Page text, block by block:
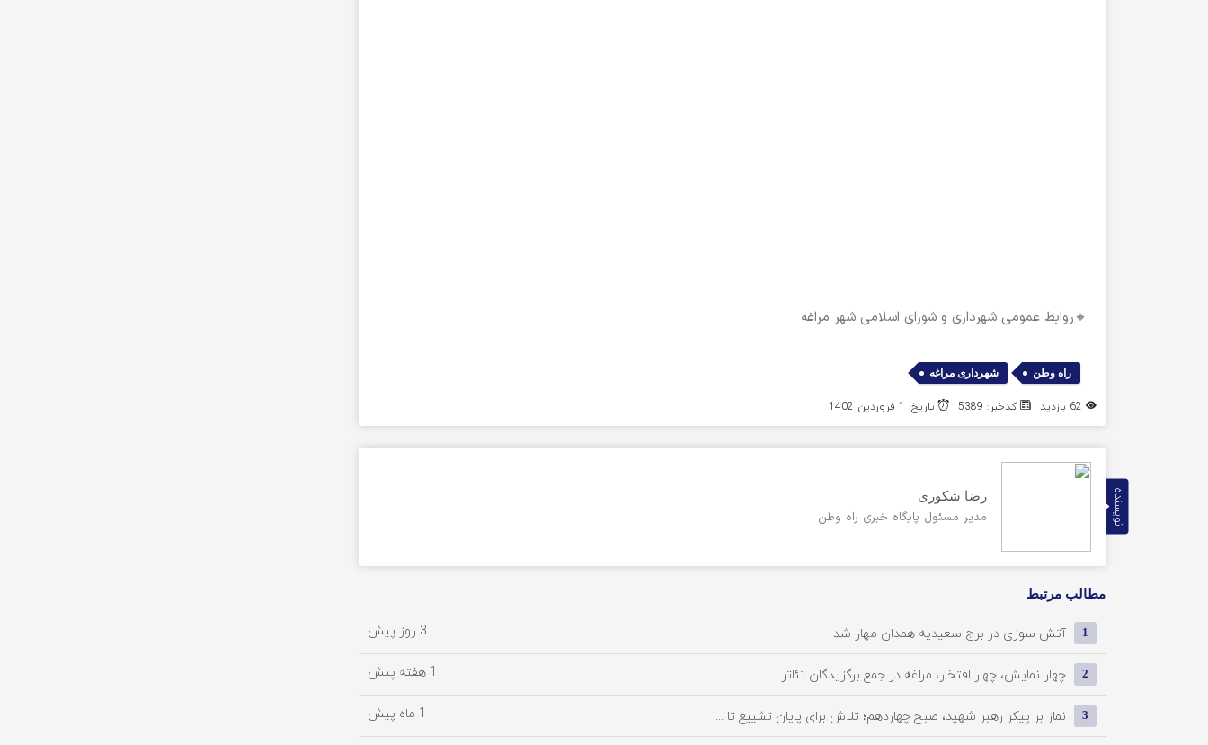
🔸روابط عمومی شهرداری و شورای اسلامی شهر مراغه
راه وطن , شهرداری مراغه
کدخبر: 5389 تاریخ: 1 فروردین 1402
نویسنده رضا شکوری
مدیر مسئول پایگاه خبری راه وطن
مطالب مرتبط
1 آتش سوزی در برج سعیدیه همدان مهار شد 3 روز پیش
2 چهار نمایش، چهار افتخار، مراغه در جمع برگزیدگان تئاتر ... 1 هفته پیش
3 نماز بر پیکر رهبر شهید، صبح چهاردهم؛ تلاش برای پایان تشییع تا ... 1 ماه پیش